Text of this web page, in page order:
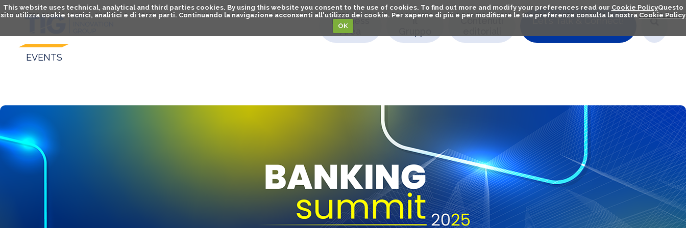
This website uses technical, analytical and third parties cookies. By using this website you consent to the use of cookies. To find out more and modify your preferences read our Cookie PolicyQuesto
sito utilizza cookie tecnici, analitici e di terze parti. Continuando la navigazione acconsenti all'utilizzo dei cookie. Per saperne di piú e per modificare le tue preferenze consulta la nostra Cookie Policy
OK
EVENTS
Let's Talk & Connect!
Business
Area
Il
Contenuti